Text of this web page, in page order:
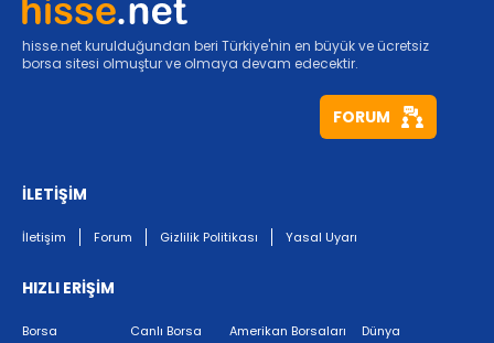
hisse.net kurulduğundan beri Türkiye'nin en büyük ve ücretsiz
borsa sitesi olmuştur ve olmaya devam edecektir.
FORUM
İLETİŞİM
İletişim Forum Gizlilik Politikası Yasal Uyarı
HIZLI ERİŞİM
Borsa
Canlı Borsa
Amerikan Borsaları
Dünya